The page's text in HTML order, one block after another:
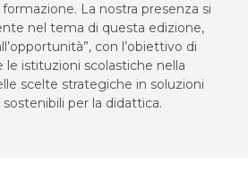
La nostra presenza si
nel tema di questa edizione,
con l’obiettivo di
le istituzioni scolastiche nella
scelte strategiche in soluzioni
per la didattica.